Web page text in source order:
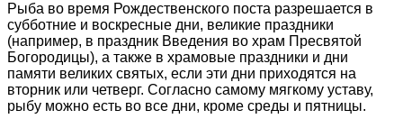
Рыба во время Рождественского поста разрешается в
субботние и воскресные дни, великие праздники
(например, в праздник Введения во храм Пресвятой
Богородицы), а также в храмовые праздники и дни
памяти великих святых, если эти дни приходятся на
вторник или четверг. Согласно самому мягкому уставу,
рыбу можно есть во все дни, кроме среды и пятницы.